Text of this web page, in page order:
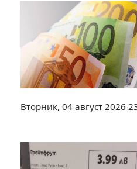
Вторник, 04 август 2026